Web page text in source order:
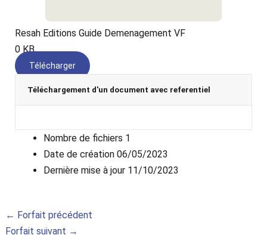
Resah Editions Guide Demenagement VF
0 KB
Télécharger
Téléchargement d'un document avec referentiel
Nombre de fichiers 1
Date de création 06/05/2023
Dernière mise à jour 11/10/2023
← Forfait précédent
Forfait suivant →